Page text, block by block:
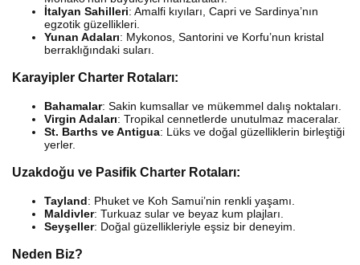
İtalyan Sahilleri: Amalfi kıyıları, Capri ve Sardinya’nın
egzotik güzellikleri.
Yunan Adaları: Mykonos, Santorini ve Korfu’nun kristal
berraklığındaki suları.
Karayipler Charter Rotaları:
Bahamalar: Sakin kumsallar ve mükemmel dalış noktaları.
Virgin Adaları: Tropikal cennetlerde unutulmaz maceralar.
St. Barths ve Antigua: Lüks ve doğal güzelliklerin birleştiği
yerler.
Uzakdoğu ve Pasifik Charter Rotaları:
Tayland: Phuket ve Koh Samui’nin renkli yaşamı.
Maldivler: Turkuaz sular ve beyaz kum plajları.
Seyşeller: Doğal güzellikleriyle eşsiz bir deneyim.
Neden Biz?